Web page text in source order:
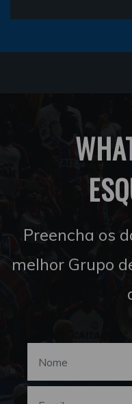
Preencha os
melhor Grupo